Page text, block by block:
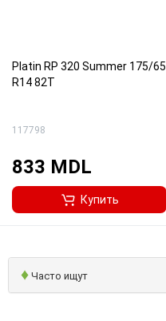
Platin RP 320 Summer 175/65
R14 82T
117798
833 MDL
Купить
♦ Часто ищут